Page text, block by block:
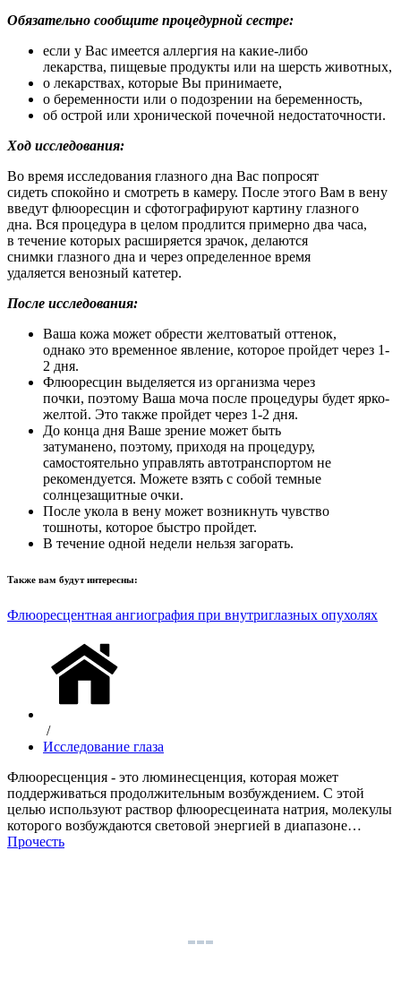
Обязательно сообщите процедурной сестре:
если у Вас имеется аллергия на какие-либо
лекарства, пищевые продукты или на шерсть животных,
о лекарствах, которые Вы принимаете,
о беременности или о подозрении на беременность,
об острой или хронической почечной недостаточности.
Ход исследования:
Во время исследования глазного дна Вас попросят
сидеть спокойно и смотреть в камеру. После этого Вам в вену
введут флюоресцин и сфотографируют картину глазного
дна. Вся процедура в целом продлится примерно два часа,
в течение которых расширяется зрачок, делаются
снимки глазного дна и через определенное время
удаляется венозный катетер.
После исследования:
Ваша кожа может обрести желтоватый оттенок,
однако это временное явление, которое пройдет через 1-
2 дня.
Флюоресцин выделяется из организма через
почки, поэтому Ваша моча после процедуры будет ярко-
желтой. Это также пройдет через 1-2 дня.
До конца дня Ваше зрение может быть
затуманено, поэтому, приходя на процедуру,
самостоятельно управлять автотранспортом не
рекомендуется. Можете взять с собой темные
солнцезащитные очки.
После укола в вену может возникнуть чувство
тошноты, которое быстро пройдет.
В течение одной недели нельзя загорать.
Также вам будут интересны:
Флюоресцентная ангиография при внутриглазных опухолях
/
Исследование глаза
Флюоресценция - это люминесценция, которая может
поддерживаться продолжительным возбуждением. С этой
целью используют раствор флюоресцеината натрия, молекулы
которого возбуждаются световой энергией в диапазоне…
Прочесть